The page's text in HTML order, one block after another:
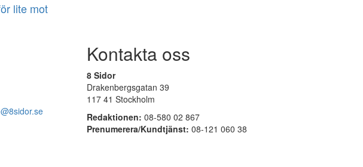
lite mot
Kontakta oss
8 Sidor
Drakenbergsgatan 39
117 41 Stockholm
Redaktionen: 08-580 02 867
Prenumerera/Kundtjänst: 08-121 060 38